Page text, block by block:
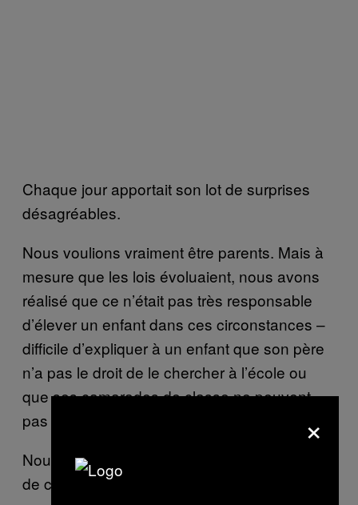
Chaque jour apportait son lot de surprises
désagréables.
Nous voulions vraiment être parents. Mais à
mesure que les lois évoluaient, nous avons
réalisé que ce n’était pas très responsable
d’élever un enfant dans ces circonstances –
difficile d’expliquer à un enfant que son père
n’a pas le droit de le chercher à l’école ou
que ses camarades de classe ne peuvent
pas venir à la maison.
Nous sommes tous les deux à cran à cause
de cette nouvelle loi qui visite à limiter les
×